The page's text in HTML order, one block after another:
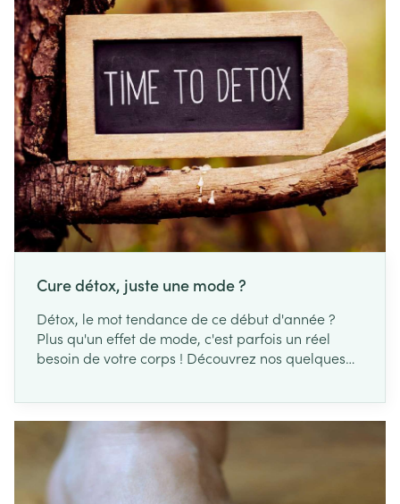
généralement surtout des pertes de mémoire.
Cure détox, juste une mode ?
Détox, le mot tendance de ce début d'année ?
Plus qu'un effet de mode, c'est parfois un réel
besoin de votre corps ! Découvrez nos quelques